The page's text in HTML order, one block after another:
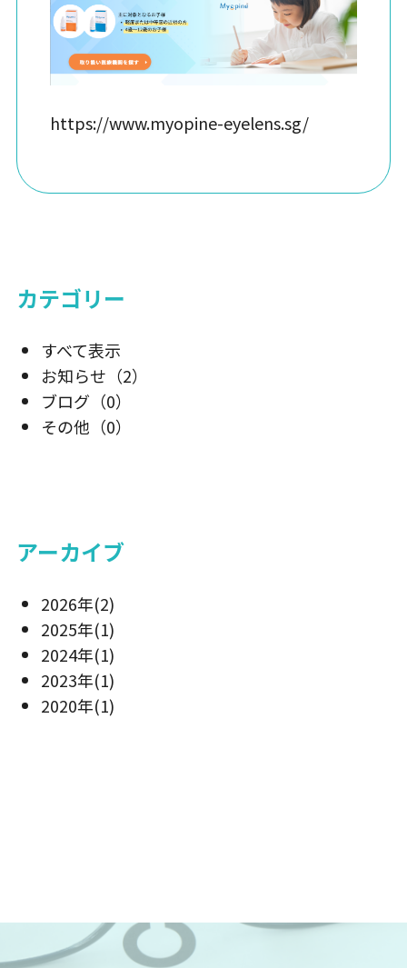
https://www.myopine-eyelens.sg/
カテゴリー
すべて表示
お知らせ （2）
ブログ （0）
その他 （0）
アーカイブ
2026年(2)
2025年(1)
2024年(1)
2023年(1)
2020年(1)